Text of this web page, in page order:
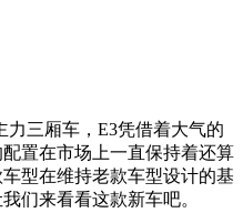
力三厢车，E3凭借着大气的
置在市场上一直保持着还算
型在维持老款车型设计的基
们来看看这款新车吧。